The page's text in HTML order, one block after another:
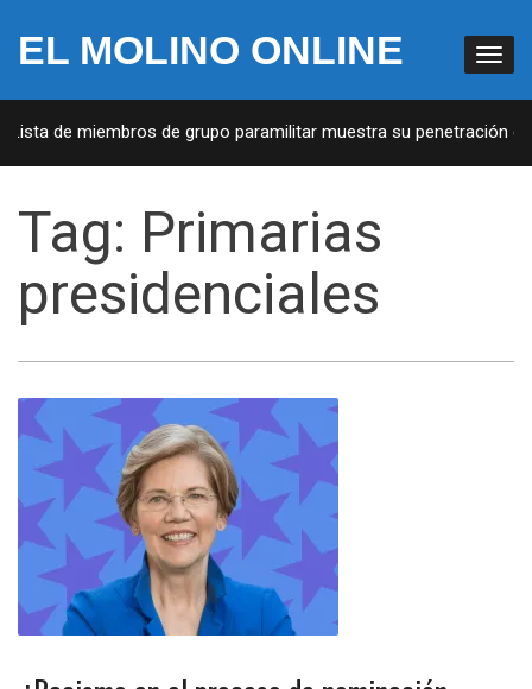
EL MOLINO ONLINE
de miembros de grupo paramilitar muestra su penetración en
Tag: Primarias
presidenciales